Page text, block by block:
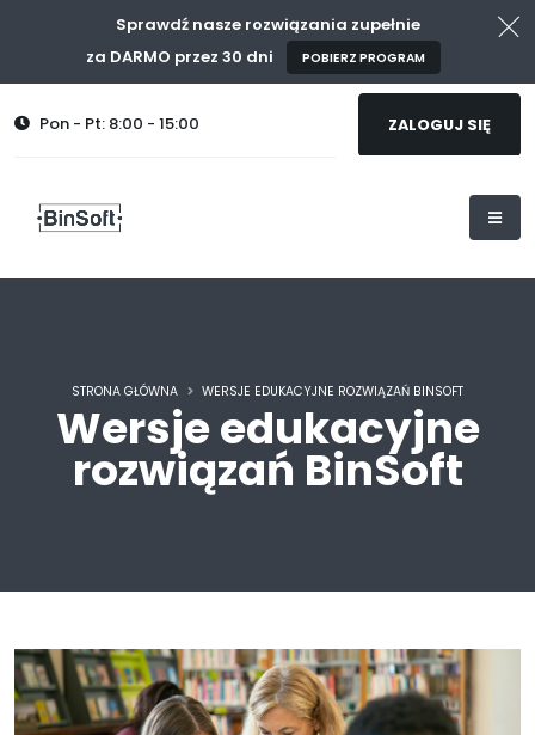
Sprawdź nasze rozwiązania zupełnie
za DARMO przez 30 dni
POBIERZ PROGRAM
Pon - Pt: 8:00 - 15:00 ZALOGUJ SIĘ
Wersje edukacyjne
rozwiązań BinSoft
STRONA GŁÓWNA WERSJE EDUKACYJNE ROZWIĄZAŃ BINSOFT